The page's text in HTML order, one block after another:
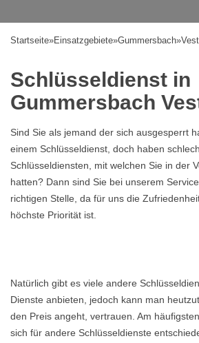
Startseite»Einsatzgebiete»Gummersbach»
Schlüsseldienst in
Gummersbach
Sind Sie als jemand der sich ausgesperrt
einem Schlüsseldienst, doch haben
Schlüsseldiensten, mit welchen Sie in der
hatten? Dann sind Sie bei unserem
richtigen Stelle, da für uns die
höchste Priorität ist.
Natürlich gibt es viele andere
Dienste anbieten, jedoch kann man
den Preis angeht, vertrauen. Am
sich für andere Schlüsseldienste